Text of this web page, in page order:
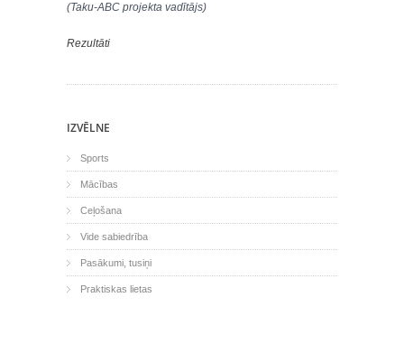
(Taku-ABC projekta vadītājs)
Rezultāti
IZVĒLNE
Sports
Mācības
Ceļošana
Vide sabiedrība
Pasākumi, tusiņi
Praktiskas lietas